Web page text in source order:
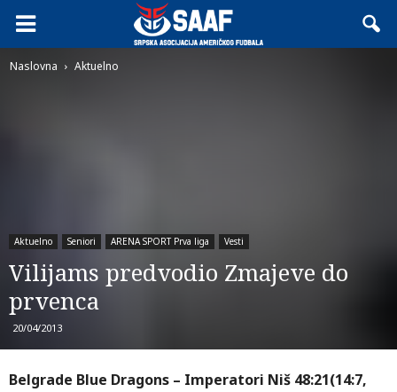
Naslovna Aktuelno
Aktuelno Seniori ARENA SPORT Prva liga Vesti
Vilijams predvodio Zmajeve do
prvenca
20/04/2013
Belgrade Blue Dragons – Imperatori Niš 48:21(14:7,